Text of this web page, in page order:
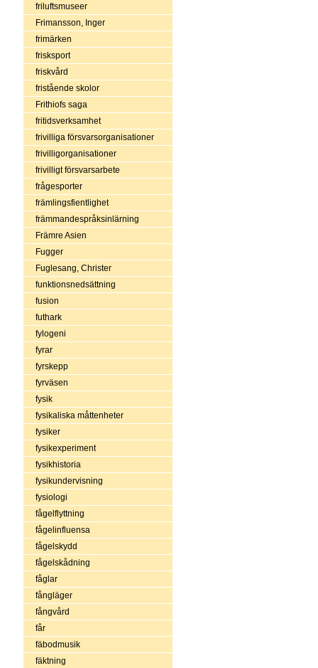
friluftsmuseer
Frimansson, Inger
frimärken
frisksport
friskvård
fristående skolor
Frithiofs saga
fritidsverksamhet
frivilliga försvarsorganisationer
frivilligorganisationer
frivilligt försvarsarbete
frågesporter
främlingsfientlighet
främmandespråksinlärning
Främre Asien
Fugger
Fuglesang, Christer
funktionsnedsättning
fusion
futhark
fylogeni
fyrar
fyrskepp
fyrväsen
fysik
fysikaliska måttenheter
fysiker
fysikexperiment
fysikhistoria
fysikundervisning
fysiologi
fågelflyttning
fågelinfluensa
fågelskydd
fågelskådning
fåglar
fångläger
fångvård
får
fäbodmusik
fäktning